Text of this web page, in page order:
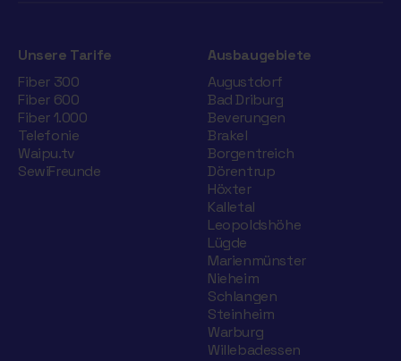
Unsere Tarife
Fiber 300
Fiber 600
Fiber 1.000
Telefonie
Waipu.tv
SewiFreunde
Ausbaugebiete
Augustdorf
Bad Driburg
Beverungen
Brakel
Borgentreich
Dörentrup
Höxter
Kalletal
Leopoldshöhe
Lügde
Marienmünster
Nieheim
Schlangen
Steinheim
Warburg
Willebadessen